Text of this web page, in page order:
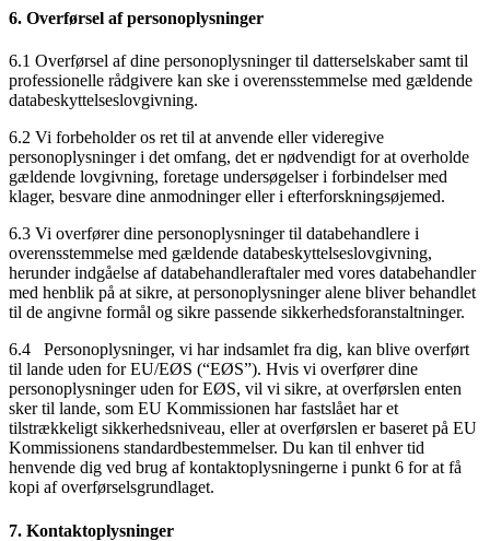
6. Overførsel af personoplysninger
6.1 Overførsel af dine personoplysninger til datterselskaber samt til
professionelle rådgivere kan ske i overensstemmelse med gældende
databeskyttelseslovgivning.
6.2 Vi forbeholder os ret til at anvende eller videregive
personoplysninger i det omfang, det er nødvendigt for at overholde
gældende lovgivning, foretage undersøgelser i forbindelser med
klager, besvare dine anmodninger eller i efterforskningsøjemed.
6.3 Vi overfører dine personoplysninger til databehandlere i
overensstemmelse med gældende databeskyttelseslovgivning,
herunder indgåelse af databehandleraftaler med vores databehandler
med henblik på at sikre, at personoplysninger alene bliver behandlet
til de angivne formål og sikre passende sikkerhedsforanstaltninger.
6.4 Personoplysninger, vi har indsamlet fra dig, kan blive overført
til lande uden for EU/EØS (“EØS”). Hvis vi overfører dine
personoplysninger uden for EØS, vil vi sikre, at overførslen enten
sker til lande, som EU Kommissionen har fastslået har et
tilstrækkeligt sikkerhedsniveau, eller at overførslen er baseret på EU
Kommissionens standardbestemmelser. Du kan til enhver tid
henvende dig ved brug af kontaktoplysningerne i punkt 6 for at få
kopi af overførselsgrundlaget.
7. Kontaktoplysninger